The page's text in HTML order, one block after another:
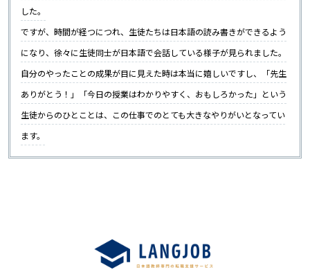
した。
ですが、時間が経つにつれ、生徒たちは日本語の読み書きができるよう
になり、徐々に生徒同士が日本語で会話している様子が見られました。
自分のやったことの成果が目に見えた時は本当に嬉しいですし、「先生
ありがとう！」「今日の授業はわかりやすく、おもしろかった」という
生徒からのひとことは、この仕事でのとても大きなやりがいとなってい
ます。